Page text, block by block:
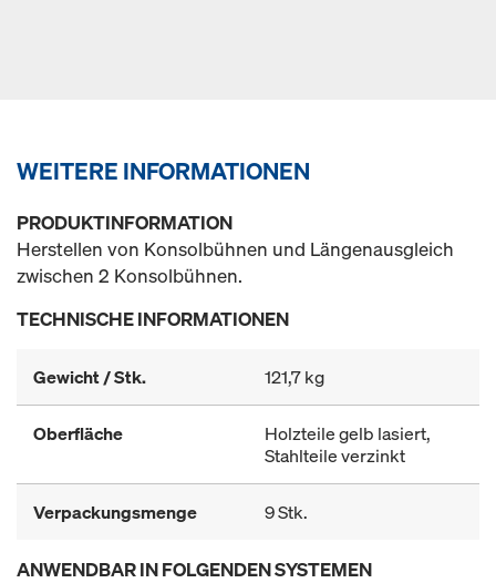
WEITERE INFORMATIONEN
PRODUKTINFORMATION
Herstellen von Konsolbühnen und Längenausgleich
zwischen 2 Konsolbühnen.
TECHNISCHE INFORMATIONEN
Gewicht / Stk. 121,7 kg
Oberfläche
Holzteile gelb lasiert,
Stahlteile verzinkt
Verpackungsmenge 9 Stk.
ANWENDBAR IN FOLGENDEN SYSTEMEN